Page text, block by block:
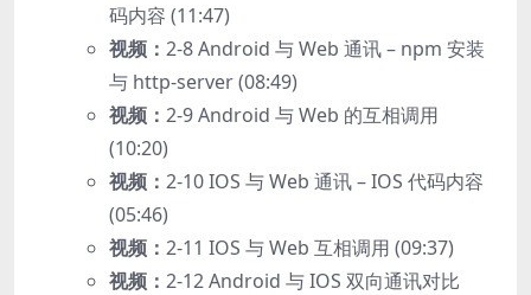
码内容 (11:47)
视频： 2-8 Android 与 Web 通讯 – npm 安装
与 http-server (08:49)
视频： 2-9 Android 与 Web 的互相调用
(10:20)
视频： 2-10 IOS 与 Web 通讯 – IOS 代码内容
(05:46)
视频： 2-11 IOS 与 Web 互相调用 (09:37)
视频： 2-12 Android 与 IOS 双向通讯对比